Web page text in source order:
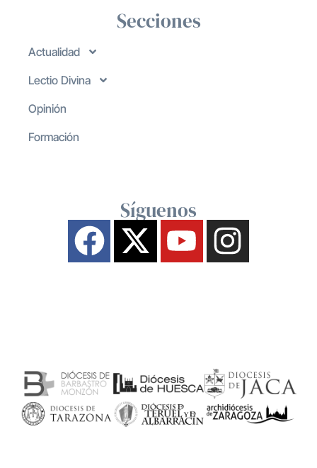
Secciones
Actualidad
Lectio Divina
Opinión
Formación
Síguenos